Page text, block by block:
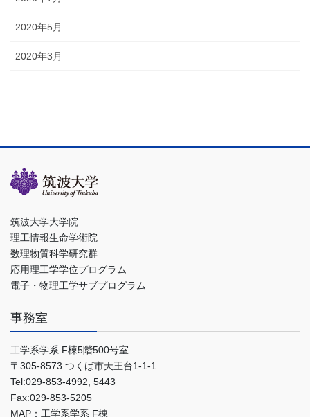
2020年5月
2020年3月
筑波大学大学院
理工情報生命学術院
数理物質科学研究群
応用理工学学位プログラム
電子・物理工学サブプログラム
事務室
工学系学系 F棟5階500号室
〒305-8573 つくば市天王台1-1-1
Tel:029-853-4992, 5443
Fax:029-853-5205
MAP：工学系学系 F棟